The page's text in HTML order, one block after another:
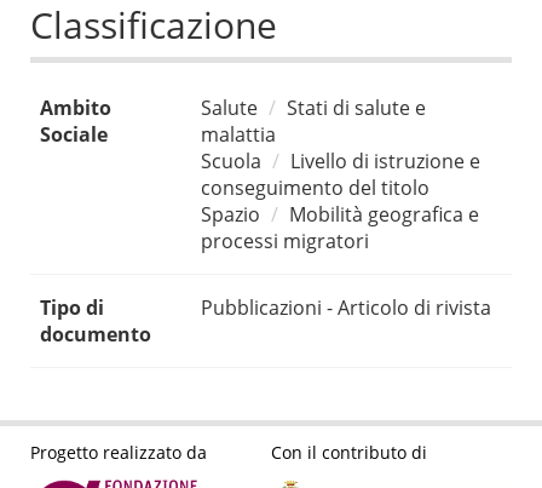
Classificazione
Ambito
Sociale
Salute
Stati di salute e
malattia
Scuola
Livello di istruzione e
conseguimento del titolo
Spazio
Mobilità geografica e
processi migratori
Tipo di
documento
Pubblicazioni - Articolo di rivista
Progetto realizzato da Con il contributo di